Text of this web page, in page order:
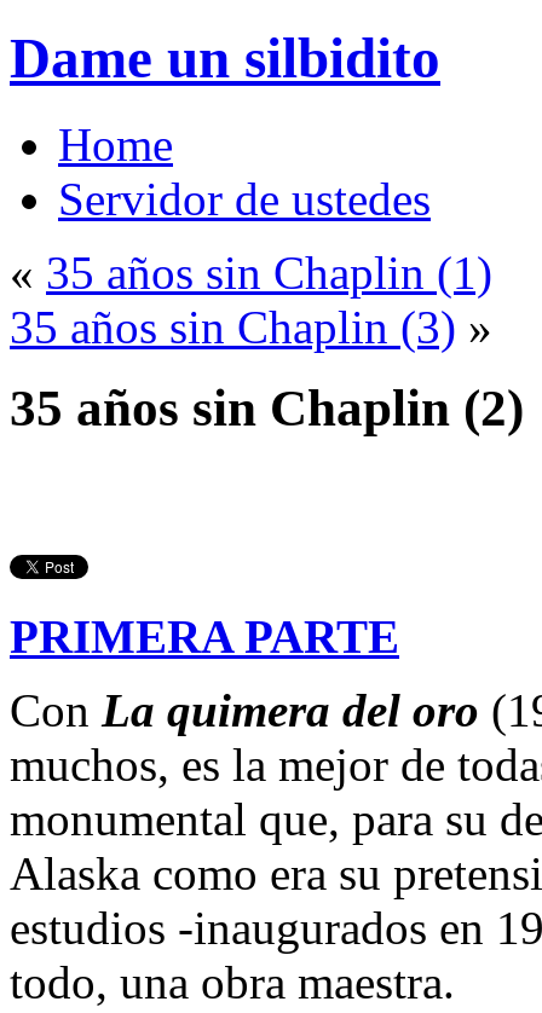
Dame un silbidito
Home
Servidor de ustedes
« 35 años sin Chaplin (1)
35 años sin Chaplin (3) »
35 años sin Chaplin (2)
PRIMERA PARTE
Con La quimera del oro
muchos, es la mejor de
monumental que, para su
Alaska como era su
estudios -inaugurados en
todo, una obra maestra.